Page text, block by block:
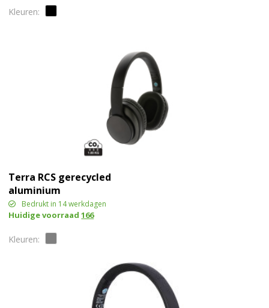
Terra RCS gerecycled
aluminium
hoofdtelefoon
Bedrukt in 14 werkdagen
Huidige voorraad166